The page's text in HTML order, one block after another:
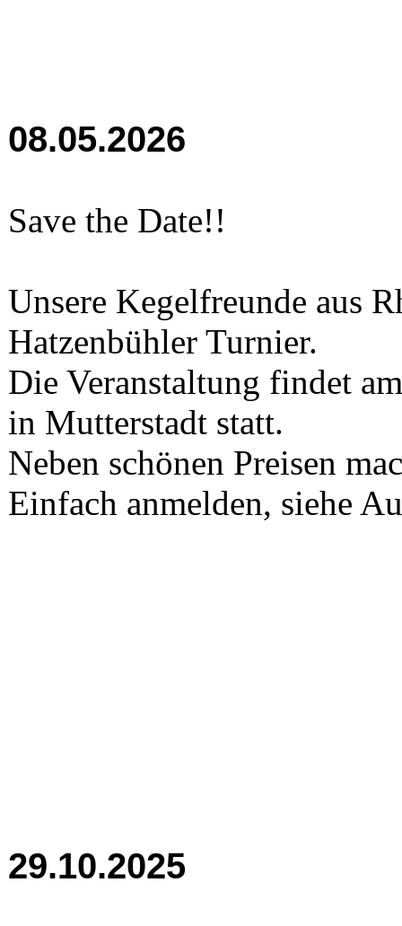
08.05.2026
Save the Date!!
Unsere Kegelfreunde aus
Hatzenbühler Turnier.
Die Veranstaltung findet
in Mutterstadt statt.
Neben schönen Preisen
Einfach anmelden, siehe
29.10.2025